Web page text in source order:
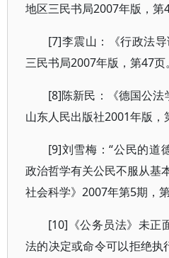
地区三民书局2007年版，第
[7]李震山：《行政法
三民书局2007年版，第47页。
[8]陈新民：《德国公法
山东人民出版社2001年版，
[9]刘雪梅：“公民的
政治哲学有关公民不服从基
社会科学》2007年第5期，第
[10]《公务员法》未正
法的决定或命令可以拒绝执